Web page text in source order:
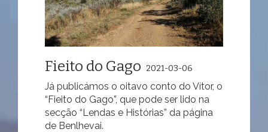
Fieito do Gago 2021-03-06
Já publicámos o oitavo conto do Vítor, o
“Fieito do Gago”, que pode ser lido na
secção “Lendas e Histórias” da página
de Benlhevai.